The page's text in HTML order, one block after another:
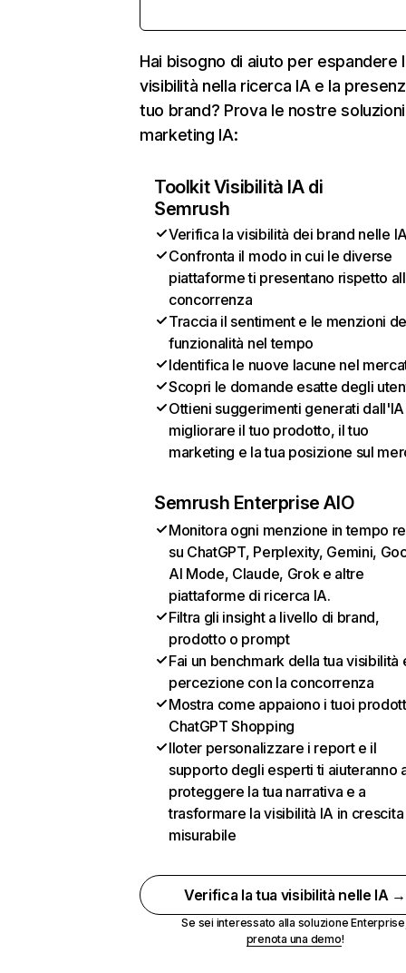
Hai bisogno di aiuto per espandere
visibilità nella ricerca IA e la
tuo brand? Prova le nostre
marketing IA:
Toolkit Visibilità IA di
Semrush
Verifica la visibilità dei brand nelle
Confronta il modo in cui le diverse
piattaforme ti presentano rispetto
concorrenza
Traccia il sentiment e le menzioni
funzionalità nel tempo
Identifica le nuove lacune nel
Scopri le domande esatte degli
Ottieni suggerimenti generati
migliorare il tuo prodotto, il tuo
marketing e la tua posizione sul
Semrush Enterprise AIO
Monitora ogni menzione in tempo
su ChatGPT, Perplexity, Gemini,
AI Mode, Claude, Grok e altre
piattaforme di ricerca IA.
Filtra gli insight a livello di brand,
prodotto o prompt
Fai un benchmark della tua visibilità
percezione con la concorrenza
Mostra come appaiono i tuoi
ChatGPT Shopping
Iloter personalizzare i report e il
supporto degli esperti ti aiuteranno
proteggere la tua narrativa e a
trasformare la visibilità IA in crescita
misurabile
Verifica la tua visibilità nelle IA →
Se sei interessato alla soluzione
prenota una demo!